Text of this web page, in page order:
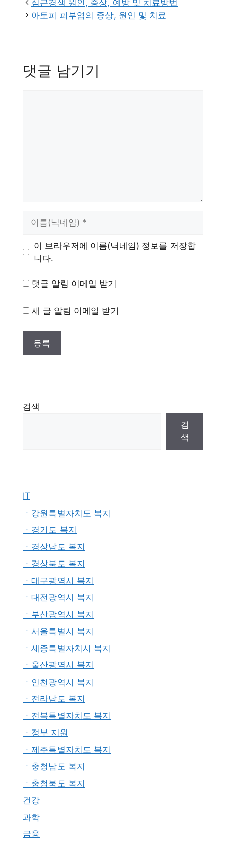
고
심근경색 원인, 증상, 예방 및 치료방법
아토피 피부염의 증상, 원인 및 치료
댓글 남기기
이 브라우저에 이름(닉네임) 정보를 저장합
니다.
댓글 알림 이메일 받기
새 글 알림 이메일 받기
검색
검
색
IT
ㆍ강원특별자치도 복지
ㆍ경기도 복지
ㆍ경상남도 복지
ㆍ경상북도 복지
ㆍ대구광역시 복지
ㆍ대전광역시 복지
ㆍ부산광역시 복지
ㆍ서울특별시 복지
ㆍ세종특별자치시 복지
ㆍ울산광역시 복지
ㆍ인천광역시 복지
ㆍ전라남도 복지
ㆍ전북특별자치도 복지
ㆍ정부 지원
ㆍ제주특별자치도 복지
ㆍ충청남도 복지
ㆍ충청북도 복지
건강
과학
금융